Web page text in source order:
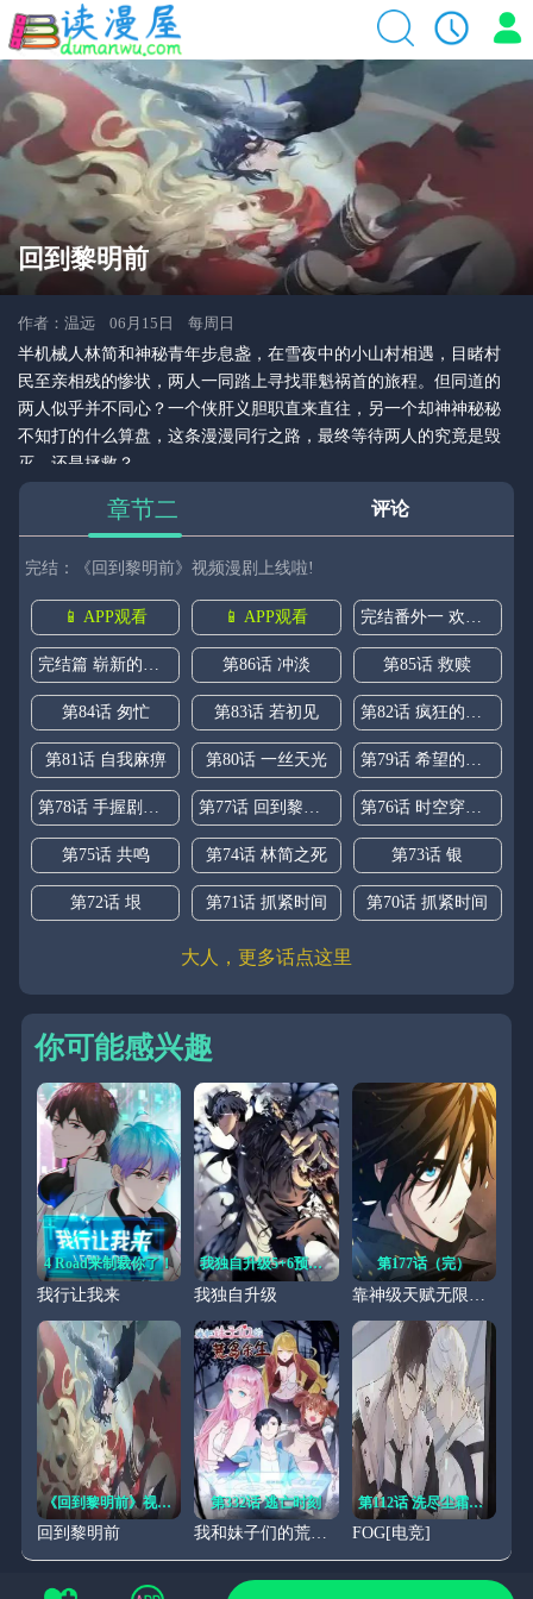
回到黎明前
作者：温远 06月15日 每周日
半机械人林简和神秘青年步息盏，在雪夜中的小山村相遇，目睹村
民至亲相残的惨状，两人一同踏上寻找罪魁祸首的旅程。但同道的
两人似乎并不同心？一个侠肝义胆职直来直往，另一个却神神秘秘
不知打的什么算盘，这条漫漫同行之路，最终等待两人的究竟是毁
灭，还是拯救？
章节二 评论
完结：《回到黎明前》视频漫剧上线啦!
📱 APP观看 📱 APP观看 完结番外一 欢乐的现实篇
完结篇 崭新的黎明 第86话 冲淡 第85话 救赎
第84话 匆忙 第83话 若初见 第82话 疯狂的临界点
第81话 自我麻痹 第80话 一丝天光 第79话 希望的绝境
第78话 手握剧本的人 第77话 回到黎明前 第76话 时空穿梭之门
第75话 共鸣 第74话 林简之死 第73话 银
第72话 垠 第71话 抓紧时间 第70话 抓紧时间
大人，更多话点这里
你可能感兴趣
4 Road来制裁你了！
我行让我来
我独自升级5+6预售开始！
我独自升级
第177话（完）
《回到黎明前》视频漫剧上线啦!
回到黎明前
第332话 逃亡时刻
我和妹子们的荒岛余生
第112话 洗尽尘霜（大结局）
FOG[电竞]